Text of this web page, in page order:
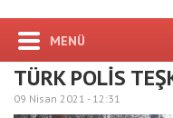
MENÜ
TÜRK POLİS
09 Nisan 2021 - 12:31